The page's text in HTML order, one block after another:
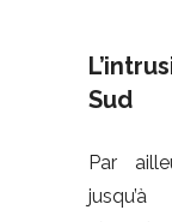
Sud
Par